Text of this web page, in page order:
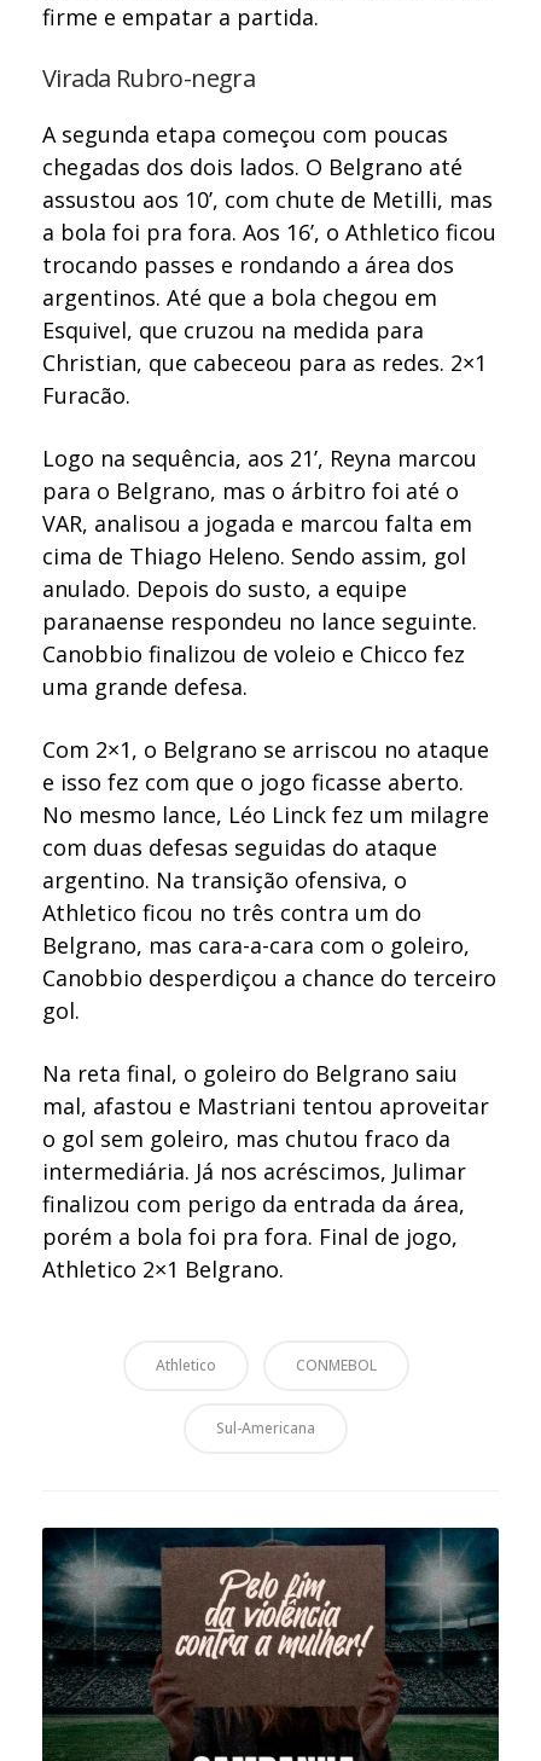
firme e empatar a partida.
Virada Rubro-negra
A segunda etapa começou com poucas
chegadas dos dois lados. O Belgrano até
assustou aos 10’, com chute de Metilli, mas
a bola foi pra fora. Aos 16’, o Athletico ficou
trocando passes e rondando a área dos
argentinos. Até que a bola chegou em
Esquivel, que cruzou na medida para
Christian, que cabeceou para as redes. 2×1
Furacão.
Logo na sequência, aos 21’, Reyna marcou
para o Belgrano, mas o árbitro foi até o
VAR, analisou a jogada e marcou falta em
cima de Thiago Heleno. Sendo assim, gol
anulado. Depois do susto, a equipe
paranaense respondeu no lance seguinte.
Canobbio finalizou de voleio e Chicco fez
uma grande defesa.
Com 2×1, o Belgrano se arriscou no ataque
e isso fez com que o jogo ficasse aberto.
No mesmo lance, Léo Linck fez um milagre
com duas defesas seguidas do ataque
argentino. Na transição ofensiva, o
Athletico ficou no três contra um do
Belgrano, mas cara-a-cara com o goleiro,
Canobbio desperdiçou a chance do terceiro
gol.
Na reta final, o goleiro do Belgrano saiu
mal, afastou e Mastriani tentou aproveitar
o gol sem goleiro, mas chutou fraco da
intermediária. Já nos acréscimos, Julimar
finalizou com perigo da entrada da área,
porém a bola foi pra fora. Final de jogo,
Athletico 2×1 Belgrano.
Athletico CONMEBOL
Sul-Americana